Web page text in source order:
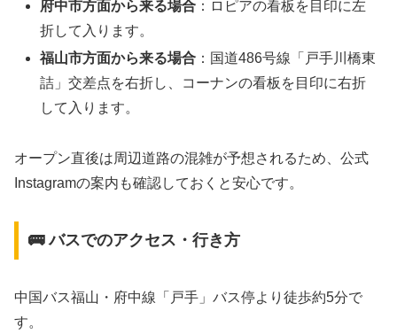
府中市方面から来る場合 ：ロピアの看板を目印に左
折して入ります。
福山市方面から来る場合 ：国道486号線「戸手川橋東
詰」交差点を右折し、コーナンの看板を目印に右折
して入ります。
オープン直後は周辺道路の混雑が予想されるため、公式
Instagramの案内も確認しておくと安心です。
🚌 バスでのアクセス・行き方
中国バス福山・府中線「戸手」バス停より徒歩約5分で
す。